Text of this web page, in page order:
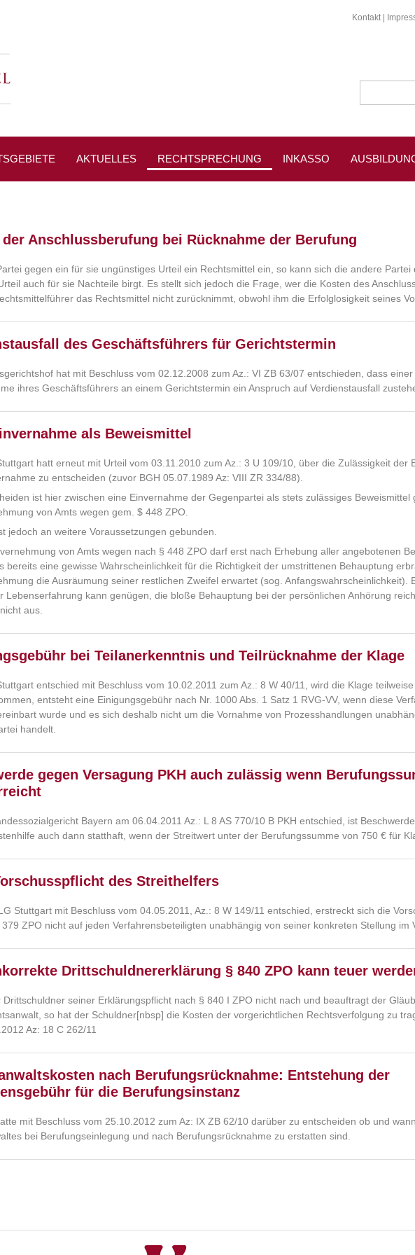
Kontakt|
AKTUELLES RECHTSPRECHUNG INKASSO
Anschlussberufung bei Rücknahme der Berufung
gegen ein für sie ungünstiges Urteil ein Rechtsmittel ein, so kann sich die andere Partei
auch für sie Nachteile birgt. Es stellt sich jedoch die Frage, wer die Kosten des
das Rechtsmittel nicht zurücknimmt, obwohl ihm die Erfolglosigkeit seines
des Geschäftsführers für Gerichtstermin
hat mit Beschluss vom 02.12.2008 zum Az.: VI ZB 63/07 entschieden, dass
ihres Geschäftsführers an einem Gerichtstermin ein Anspruch auf Verdienstausfall
als Beweismittel
hatt erneut mit Urteil vom 03.11.2010 zum Az.: 3 U 109/10, über die Zulässigkeit der
zu entscheiden (zuvor BGH 05.07.1989 Az: VIII ZR 334/88).
ist hier zwischen eine Einvernahme der Gegenpartei als stets zulässiges
von Amts wegen gem. $ 448 ZPO.
jedoch an weitere Voraussetzungen gebunden.
von Amts wegen nach § 448 ZPO darf erst nach Erhebung aller angebotenen
bereits eine gewisse Wahrscheinlichkeit für die Richtigkeit der umstrittenen Behauptung
die Ausräumung seiner restlichen Zweifel erwartet (sog. Anfangswahrscheinlichkeit).
Lebenserfahrung kann genügen, die bloße Behauptung bei der persönlichen Anhörung
aus.
bei Teilanerkenntnis und Teilrücknahme der Klage
entschied mit Beschluss vom 10.02.2011 zum Az.: 8 W 40/11, wird die Klage
entsteht eine Einigungsgebühr nach Nr. 1000 Abs. 1 Satz 1 RVG-VV, wenn diese
wurde und es sich deshalb nicht um die Vornahme von Prozesshandlungen
handelt.
gegen Versagung PKH auch zulässig wenn
Bayern am 06.04.2011 Az.: L 8 AS 770/10 B PKH entschied, ist
auch dann statthaft, wenn der Streitwert unter der Berufungssumme von 750 € für
des Streithelfers
Stuttgart mit Beschluss vom 04.05.2011, Az.: 8 W 149/11 entschied, erstreckt sich die
ZPO nicht auf jeden Verfahrensbeteiligten unabhängig von seiner konkreten Stellung im
Drittschuldnererklärung § 840 ZPO kann teuer
Drittschuldner seiner Erklärungspflicht nach § 840 I ZPO nicht nach und beauftragt der
so hat der Schuldner[nbsp] die Kosten der vorgerichtlichen Rechtsverfolgung zu
Az: 18 C 262/11
nach Berufungsrücknahme: Entstehung der
für die Berufungsinstanz
mit Beschluss vom 25.10.2012 zum Az: IX ZB 62/10 darüber zu entscheiden ob und
bei Berufungseinlegung und nach Berufungsrücknahme zu erstatten sind.